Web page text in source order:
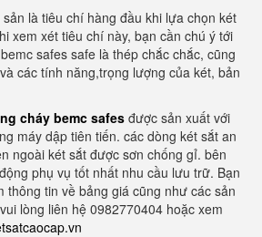
là tiêu chí hàng đầu khi lựa chọn két
xem xét tiêu chí này, bạn cần chú ý tới
safes safe là thép chắc chắc, cũng
các tính năng,trọng lượng của két, bản
cháy bemc safes được sản xuất với
máy dập tiên tiến. các dòng két sắt an
ngoài két sắt được sơn chống gỉ. bên
phụ vụ tốt nhất nhu cầu lưu trữ. Bạn
thông tin về bảng giá cũng như các sản
lòng liên hệ 0982770404 hoặc xem